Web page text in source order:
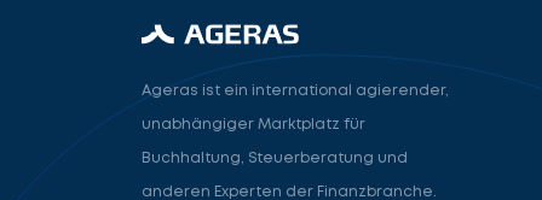
Ageras ist ein international agierender,
unabhängiger Marktplatz für
Buchhaltung, Steuerberatung und
anderen Experten der Finanzbranche.